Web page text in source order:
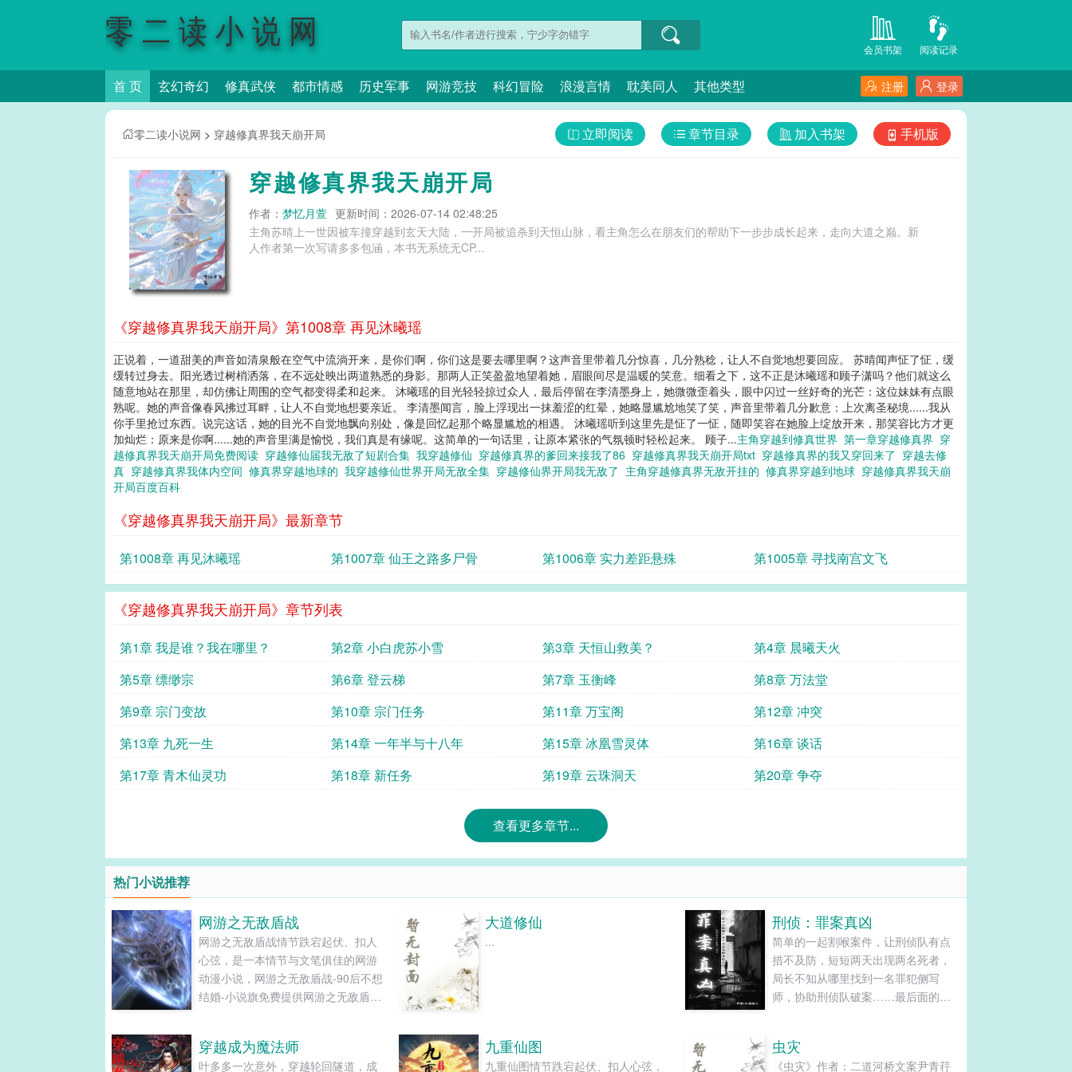
零二读小说网 阅读记录
会员书架
首 页 玄幻奇幻 修真武侠 都市情感 历史军事 网游竞技 科幻冒险 浪漫言情 耽美同人 其他类型 登录
注册
零二读小说网 > 穿越修真界我天崩开局 手机版
加入书架
章节目录
立即阅读
穿越修真界我天崩开局
作者： 梦忆月萱 更新时间：2026-07-14 02:48:25
主角苏晴上一世因被车撞穿越到玄天大陆，一开局被追杀到天恒山脉，看主角怎么在朋友们的帮助下一步步成长起来，走向大道之巅。新
人作者第一次写请多多包涵，本书无系统无CP...
《穿越修真界我天崩开局》第1008章 再见沐曦瑶
正说着，一道甜美的声音如清泉般在空气中流淌开来，是你们啊，你们这是要去哪里啊？这声音里带着几分惊喜，几分熟稔，让人不自觉地想要回应。 苏晴闻声怔了怔，缓
缓转过身去。阳光透过树梢洒落，在不远处映出两道熟悉的身影。那两人正笑盈盈地望着她，眉眼间尽是温暖的笑意。细看之下，这不正是沐曦瑶和顾子潇吗？他们就这么
随意地站在那里，却仿佛让周围的空气都变得柔和起来。 沐曦瑶的目光轻轻掠过众人，最后停留在李清墨身上，她微微歪着头，眼中闪过一丝好奇的光芒：这位妹妹有点眼
熟呢。她的声音像春风拂过耳畔，让人不自觉地想要亲近。 李清墨闻言，脸上浮现出一抹羞涩的红晕，她略显尴尬地笑了笑，声音里带着几分歉意：上次离圣秘境......我从
你手里抢过东西。说完这话，她的目光不自觉地飘向别处，像是回忆起那个略显尴尬的相遇。 沐曦瑶听到这里先是怔了一怔，随即笑容在她脸上绽放开来，那笑容比方才更
加灿烂：原来是你啊......她的声音里满是愉悦，我们真是有缘呢。这简单的一句话里，让原本紧张的气氛顿时轻松起来。 顾子...主角穿越到修真世界 第一章穿越修真界 穿
越修真界我天崩开局免费阅读 穿越修仙届我无敌了短剧合集 我穿越修仙 穿越修真界的爹回来接我了86 穿越修真界我天崩开局txt 穿越修真界的我又穿回来了 穿越去修
真 穿越修真界我体内空间 修真界穿越地球的 我穿越修仙世界开局无敌全集 穿越修仙界开局我无敌了 主角穿越修真界无敌开挂的 修真界穿越到地球 穿越修真界我天崩
开局百度百科
《穿越修真界我天崩开局》最新章节
第1008章 再见沐曦瑶 第1007章 仙王之路多尸骨 第1006章 实力差距悬殊 第1005章 寻找南宫文飞
《穿越修真界我天崩开局》章节列表
第1章 我是谁？我在哪里？ 第2章 小白虎苏小雪 第3章 天恒山救美？
第4章 晨曦天火
第5章 缥缈宗
第6章 登云梯 第7章 玉衡峰
第8章 万法堂
第9章 宗门变故
第10章 宗门任务 第11章 万宝阁
第12章 冲突
第13章 九死一生
第14章 一年半与十八年 第15章 冰凰雪灵体
第16章 谈话
第17章 青木仙灵功
第18章 新任务 第19章 云珠洞天 第20章 争夺
查看更多章节...
热门小说推荐
网游之无敌盾战
网游之无敌盾战情节跌宕起伏、扣人
心弦，是一本情节与文笔俱佳的网游
动漫小说，网游之无敌盾战-90后不想
结婚-小说旗免费提供网游之无敌盾战
大道修仙
...
刑侦：罪案真凶
简单的一起割喉案件，让刑侦队有点
措不及防，短短两天出现两名死者，
局长不知从哪里找到一名罪犯侧写
师，协助刑侦队破案……最后面的调
无关案件照片，后面发现这些无关案
穿越成为魔法师
叶多多一次意外，穿越轮回隧道，成
九重仙图
九重仙图情节跌宕起伏、扣人心弦，
虫灾
《虫灾》作者：二道河桥文案尹青荇